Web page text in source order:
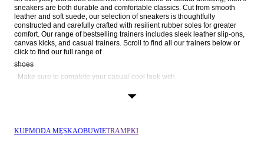
sneakers are both durable and comfortable classics. Cut from smooth
leather and soft suede, our selection of sneakers is thoughtfully
constructed and carefully crafted with resilient rubber soles for greater
comfort. Our range of bestselling trainers includes sleek leather slip-ons,
canvas kicks, and casual trainers. Scroll to find all our trainers below or
click to find our full range of
shoes
. Make sure to complete your casual-cool look with
KUPMODA MĘSKAOBUWIETRAMPKI